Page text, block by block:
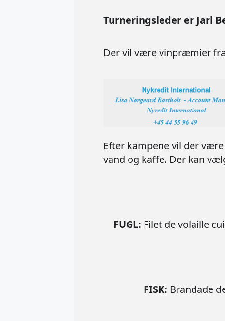
Turneringsleder er Jarl
Der vil være vinpræmier fra
Efter kampene vil der
vand og kaffe. Der kan
FUGL: Filet de volaille
FISK: Brandade